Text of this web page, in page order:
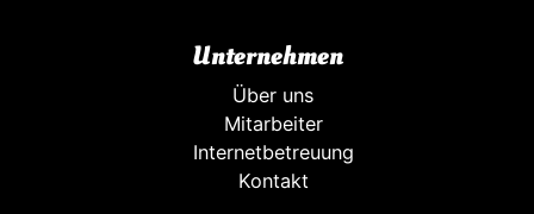
Unternehmen
Über uns
Mitarbeiter
Internetbetreuung
Kontakt